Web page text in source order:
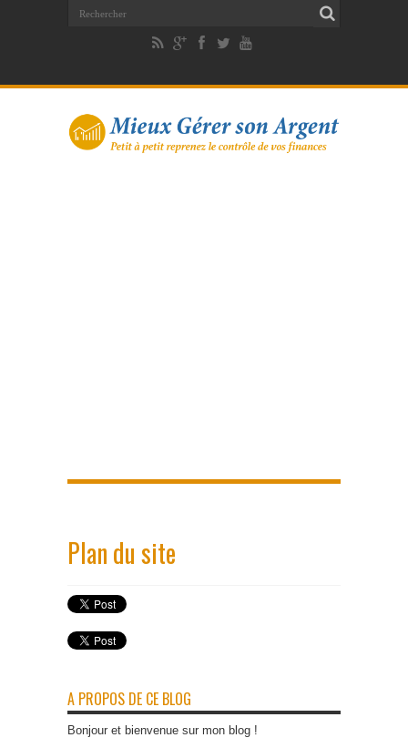
Plan du site
A PROPOS DE CE BLOG
Bonjour et bienvenue sur mon blog !